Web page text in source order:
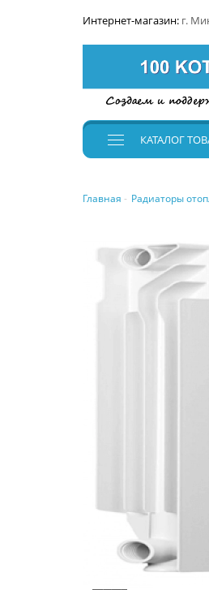
Интернет-магазин: г.
КАТАЛОГ
Главная Радиаторы